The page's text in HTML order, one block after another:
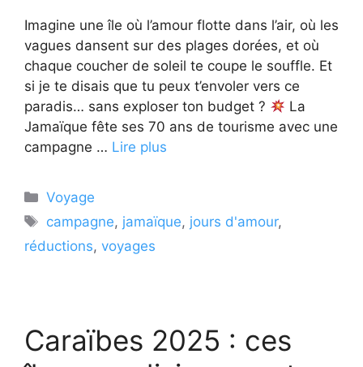
Imagine une île où l’amour flotte dans l’air, où les
vagues dansent sur des plages dorées, et où
chaque coucher de soleil te coupe le souffle. Et
si je te disais que tu peux t’envoler vers ce
paradis… sans exploser ton budget ?
La
Jamaïque fête ses 70 ans de tourisme avec une
campagne … Lire plus
Catégories
Voyage
Étiquettes
campagne, jamaïque, jours d'amour,
réductions, voyages
Caraïbes 2025 : ces